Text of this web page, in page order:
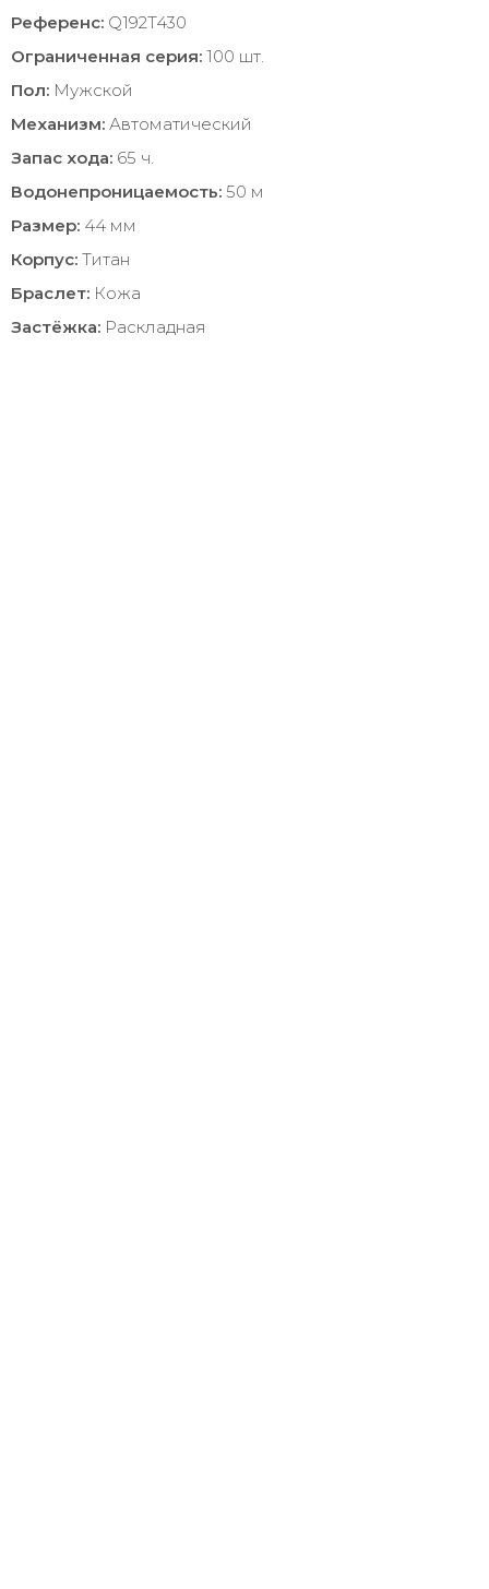
Референс: Q192T430
Ограниченная серия: 100 шт.
Пол: Мужской
Механизм: Автоматический
Запас хода: 65 ч.
Водонепроницаемость: 50 м
Размер: 44 мм
Корпус: Титан
Браслет: Кожа
Застёжка: Раскладная